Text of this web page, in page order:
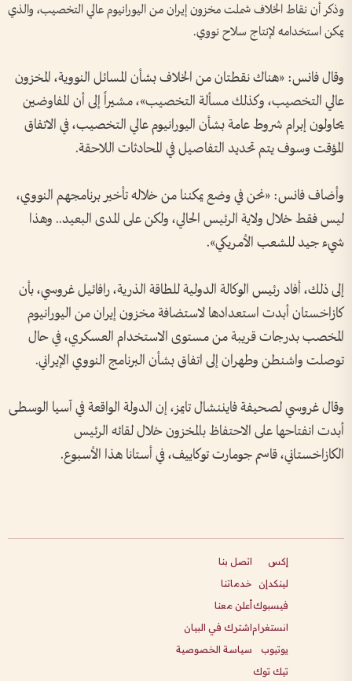
وذكر أن نقاط الخلاف شملت مخزون إيران من اليورانيوم عالي التخصيب، والذي
يمكن استخدامه لإنتاج سلاح نووي.
وقال فانس: «هناك نقطتان من الخلاف بشأن المسائل النووية، المخزون
عالي التخصيب، وكذلك مسألة التخصيب»، مشيراً إلى أن المفاوضين
يحاولون إبرام شروط عامة بشأن اليورانيوم عالي التخصيب، في الاتفاق
المؤقت وسوف يتم تحديد التفاصيل في المحادثات اللاحقة.
وأضاف فانس: «نحن في وضع يمكننا من خلاله تأخير برنامجهم النووي،
ليس فقط خلال ولاية الرئيس الحالي، ولكن على المدى البعيد.. وهذا
شيء جيد للشعب الأمريكي».
إلى ذلك، أفاد رئيس الوكالة الدولية للطاقة الذرية، رافائيل غروسي، بأن
كازاخستان أبدت استعدادها لاستضافة مخزون إيران من اليورانيوم
المخصب بدرجات قريبة من مستوى الاستخدام العسكري، في حال
توصلت واشنطن وطهران إلى اتفاق بشأن البرنامج النووي الإيراني.
وقال غروسي لصحيفة فايننشال تايمز، إن الدولة الواقعة في آسيا الوسطى
أبدت انفتاحها على الاحتفاظ بالمخزون خلال لقائه الرئيس
الكازاخستاني، قاسم جومارت توكاييف، في أستانا هذا الأسبوع.
إكس
لينكدإن
فيسبوك
انستغرام
يوتيوب
تيك توك
اتصل بنا
خدماتنا
أعلن معنا
اشترك في البيان
سياسة الخصوصية